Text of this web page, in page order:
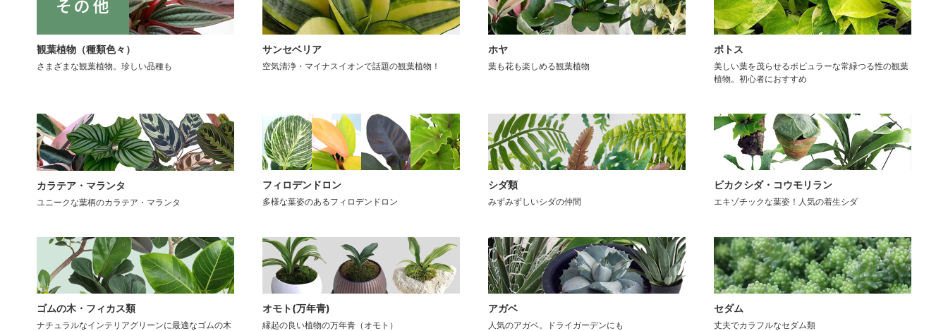
観葉植物（種類色々）
さまざまな観葉植物。珍しい品種も
サンセベリア
空気清浄・マイナスイオンで話題の観葉植物！
ホヤ
葉も花も楽しめる観葉植物
ポトス
美しい葉を茂らせるポピュラーな常緑つる性の観葉
植物。初心者におすすめ
カラテア・マランタ
ユニークな葉柄のカラテア・マランタ
フィロデンドロン
多様な葉姿のあるフィロデンドロン
シダ類
みずみずしいシダの仲間
ビカクシダ・コウモリラン
エキゾチックな葉姿！人気の着生シダ
ゴムの木・フィカス類
ナチュラルなインテリアグリーンに最適なゴムの木
オモト(万年青)
縁起の良い植物の万年青（オモト）
アガベ
人気のアガベ。ドライガーデンにも
セダム
丈夫でカラフルなセダム類